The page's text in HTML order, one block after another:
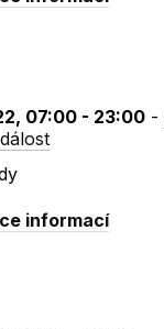
07:00 - 23:00 -
informací